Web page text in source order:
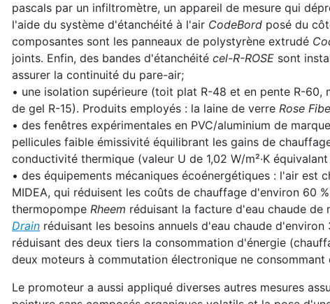
pascals par un infiltromètre, un appareil de mesure qui
l'aide du système d'étanchéité à l'air CodeBord posé du
composantes sont les panneaux de polystyrène extrudé
joints. Enfin, des bandes d'étanchéité cel-R-ROSE sont
assurer la continuité du pare-air;
• une isolation supérieure (toit plat R-48 et en pente R-
de gel R-15). Produits employés : la laine de verre Rose
• des fenêtres expérimentales en PVC/aluminium de marque
pellicules faible émissivité équilibrant les gains de
conductivité thermique (valeur U de 1,02 W/m²·K
• des équipements mécaniques écoénergétiques : l'air est
MIDEA, qui réduisent les coûts de chauffage d'environ 60
thermopompe Rheem réduisant la facture d'eau chaude de
Drain réduisant les besoins annuels d'eau chaude
réduisant des deux tiers la consommation d'énergie
deux moteurs à commutation électronique ne consommant
Le promoteur a aussi appliqué diverses autres mesures